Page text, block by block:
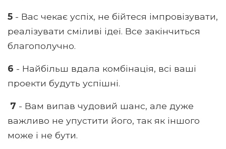
5 - Вас чекає успіх, не бійтеся імпровізувати,
реалізувати сміливі ідеї. Все закінчиться
благополучно.
6 - Найбільш вдала комбінація, всі ваші
проекти будуть успішні.
7 - Вам випав чудовий шанс, але дуже
важливо не упустити його, так як іншого
може і не бути.